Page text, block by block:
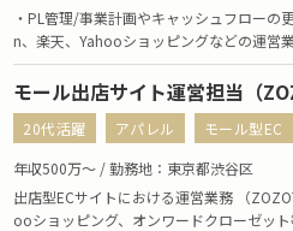
・PL管理/事業計画やキャッシュフローの
n、楽天、Yahooショッピングなどの運営
モール出店サイト運営担当（
20代活躍 アパレル
モール型EC
年収500万〜 / 勤務地：東京都渋谷区
出店型ECサイトにおける運営業務 （
ooショッピング、オンワードクローゼッ